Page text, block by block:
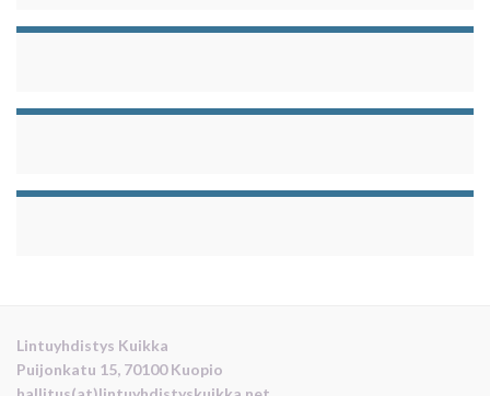
Lintuyhdistys Kuikka
Puijonkatu 15, 70100 Kuopio